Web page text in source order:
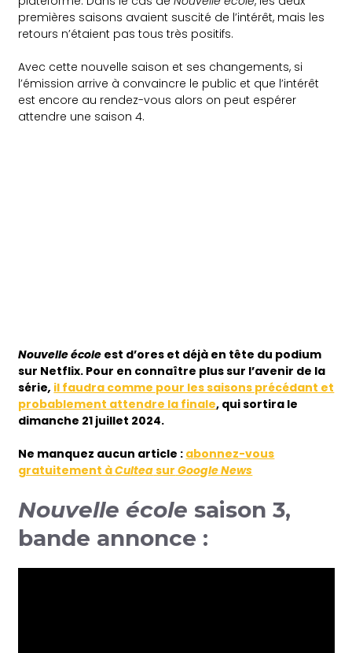
premières saisons avaient suscité de l’intérêt, mais les
retours n’étaient pas tous très positifs.
Avec cette nouvelle saison et ses changements, si
l’émission arrive à convaincre le public et que l’intérêt
est encore au rendez-vous alors on peut espérer
attendre une saison 4.
Nouvelle école est d’ores et déjà en tête du podium
sur Netflix. Pour en connaître plus sur l’avenir de la
série, il faudra comme pour les saisons précédant et
probablement attendre la finale, qui sortira le
dimanche 21 juillet 2024.
Ne manquez aucun article : abonnez-vous
gratuitement àCulteasur Google News
Nouvelle école saison 3,
bande annonce :